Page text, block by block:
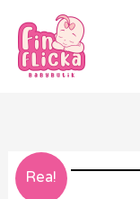
innehåll
Rea!
CLASSIC